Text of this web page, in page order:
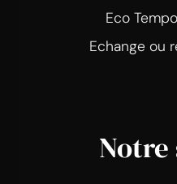
Eco
Echange ou
Notre